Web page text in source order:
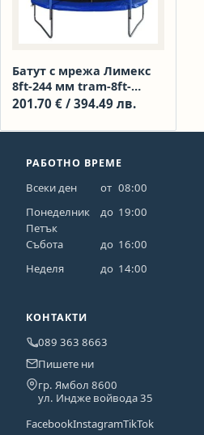
Батут с мрежа Лимекс
8ft-244 мм tram-8ft-
3/3510077
201.70 € / 394.49 лв.
РАБОТНО ВРЕМЕ
Всеки ден от 08:00
Понеделник
до 19:00
Петък
Събота
до 16:00
Неделя
до 14:00
КОНТАКТИ
089 363 8663
Пишете ни
гр. Ямбол 8600
ул. Индже войвода 35
FacebookInstagramTikTok